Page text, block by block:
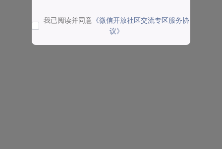
我已阅读并同意 《微信开放社区交流专区服务协
议》